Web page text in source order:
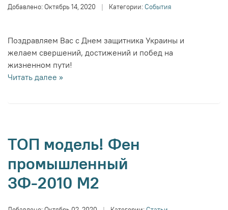
Добавлено:Октябрь 14, 2020 | Категории:События
Поздравляем Вас с Днем защитника Украины и
желаем свершений, достижений и побед на
жизненном пути!
Читать далее »
ТОП модель! Фен
промышленный
ЗФ-2010 М2